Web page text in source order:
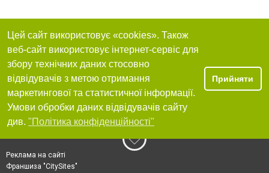
Цей сайт використовує «cookies». Також
веб-сайт використовує інтернет-сервіс для
збору технічних даних стосовно
відвідувачів з метою отримання
маркетингової та статистичної інформації.
Умови обробки даних відвідувачів сайту
див. "Політика конфіденційності"
Прийняти
Реклама на сайті
Франшиза "CitySites"